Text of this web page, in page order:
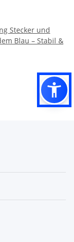
Stecker und
Blau – Stabil &